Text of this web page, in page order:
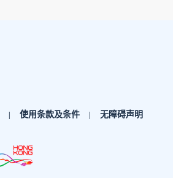
使用条款及条件 无障碍声明